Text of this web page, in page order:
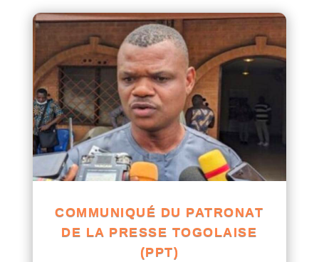
COMMUNIQUÉ DU PATRONAT
DE LA PRESSE TOGOLAISE
(PPT)